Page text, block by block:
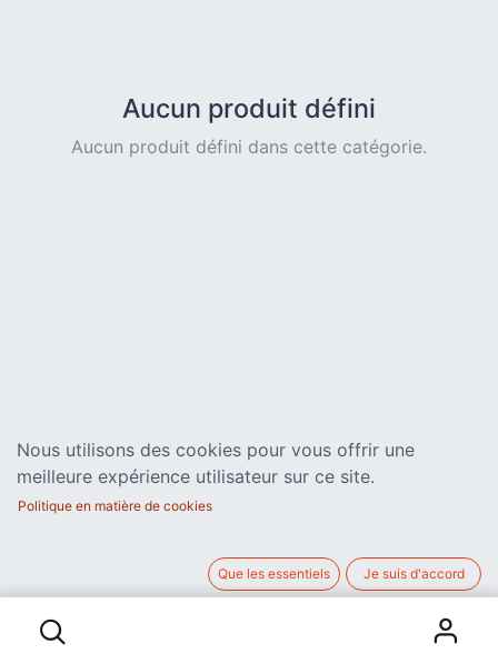
Aucun produit défini
Aucun produit défini dans cette catégorie.
Liens utiles
Nous utilisons des cookies pour vous offrir une
meilleure expérience utilisateur sur ce site.
Politique en matière de cookies
Que les essentiels Je suis d'accord